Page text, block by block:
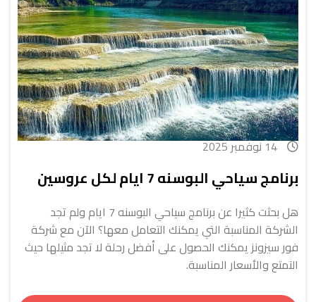
14 نوفمبر 2025
برنامج سياحي البوسنه 7 ايام لكل عروسين
هل بحثت كثيرا عن برنامج سياحي البوسنه 7 ايام ولم تجد
الشركة المناسبة التي يمكنك التعامل معها؟ الآن مع شركة
فور سيزونز يمكنك الحصول على أفضل رحلة لا تجد مثيلها حيث
التمتع والأسعار المناسبة.